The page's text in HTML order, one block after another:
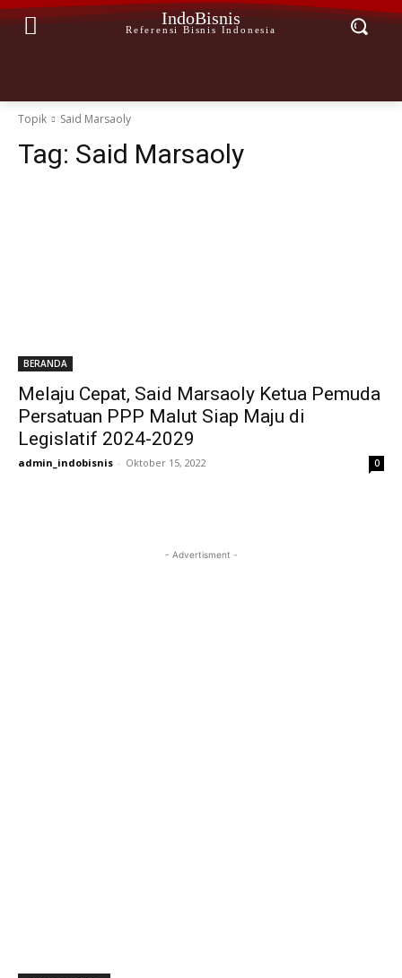
IndoBisnis
Referensi Bisnis Indonesia
Topik Said Marsaoly
Tag: Said Marsaoly
BERANDA
Melaju Cepat, Said Marsaoly Ketua Pemuda
Persatuan PPP Malut Siap Maju di
Legislatif 2024-2029
admin_indobisnis - Oktober 15, 2022 0
- Advertisment -